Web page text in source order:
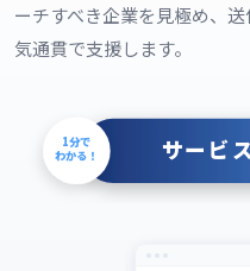
ーチすべき企業を見極め、
気通貫で支援します。
サービ
1分で
わかる！